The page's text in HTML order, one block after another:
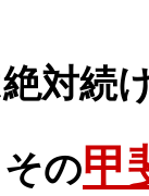
対続
の甲